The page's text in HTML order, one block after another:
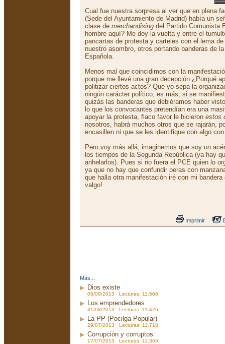
Cual fue nuestra sorpresa al ver que en plena
(Sede del Ayuntamiento de Madrid) había un
clase de merchandising del Partido Comunista
hombre aquí? Me doy la vuelta y entre el
pancartas de protesta y carteles con el lema
nuestro asombro, otros portando banderas de
Española.
Menos mal que coincidimos con la
porque me llevé una gran decepción ¿Porqué
politizar ciertos actos? Que yo sepa la
ningún carácter político, es más, si se
quizás las banderas que debiéramos haber
lo que los convocantes pretendían era una
apoyar la protesta, flaco favor le hicieron estos
nosotros, habrá muchos otros que se rajarán,
encasillen ni que se les identifique con algo
Pero voy más allá; imaginemos que soy un
los tiempos de la Segunda República (ya hay
anhelarlos). Pues si no fuera el PCE quien lo
ya que no hay que confundir peras con
que halla otra manifestación iré con mi bandera
valgo!
Imprimir
Más...
Dios existe
08/09/2013 Lecturas: 11.568
Los emprendedores
31/08/2013 Lecturas: 11.426
La PP (Pocilga Popular)
29/07/2013 Lecturas: 11.718
Corrupción y corruptos
17/07/2013 Lecturas: 11.365